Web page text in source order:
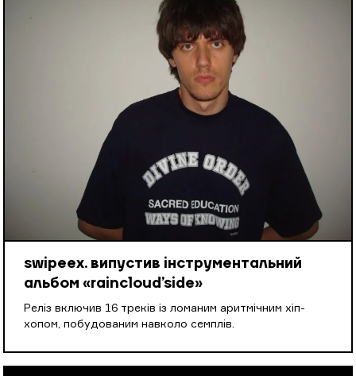
swipeex. випустив інструментальний
альбом «raincloud’side»
Реліз включив 16 треків із ломаним аритмічним хіп-
хопом, побудованим навколо семплів.